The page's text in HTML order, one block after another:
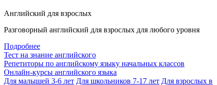
Английский для взрослых
Разговорный английский для взрослых для любого уровня
Подробнее
Тест на знание английского
Репетиторы по английскому языку начальных классов
Онлайн-курсы английского языка
Для малышей 3-6 лет Для школьников 7-17 лет Для взрослых в